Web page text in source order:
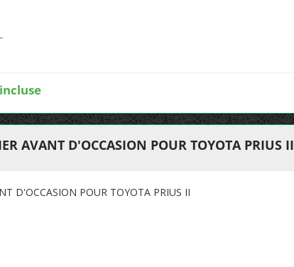
AVANT D'OCCASION POUR TOYOTA PRIUS II
D'OCCASION POUR TOYOTA PRIUS II